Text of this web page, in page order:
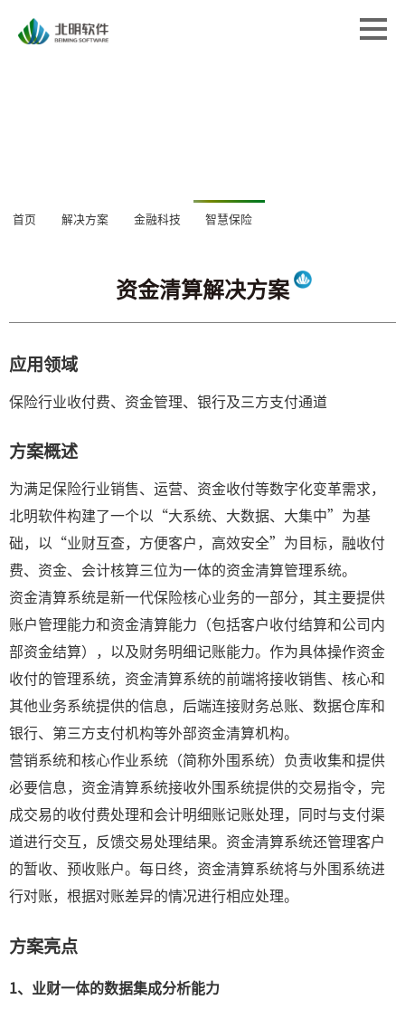
经典案例
关于北明
首页 解决方案 金融科技 智慧保险
资金清算解决方案
应用领域
保险行业收付费、资金管理、银行及三方支付通道
方案概述
为满足保险行业销售、运营、资金收付等数字化变革需求，
北明软件构建了一个以“大系统、大数据、大集中”为基
础，以“业财互查，方便客户，高效安全”为目标，融收付
费、资金、会计核算三位为一体的资金清算管理系统。
资金清算系统是新一代保险核心业务的一部分，其主要提供
账户管理能力和资金清算能力（包括客户收付结算和公司内
部资金结算），以及财务明细记账能力。作为具体操作资金
收付的管理系统，资金清算系统的前端将接收销售、核心和
其他业务系统提供的信息，后端连接财务总账、数据仓库和
银行、第三方支付机构等外部资金清算机构。
营销系统和核心作业系统（简称外围系统）负责收集和提供
必要信息，资金清算系统接收外围系统提供的交易指令，完
成交易的收付费处理和会计明细账记账处理，同时与支付渠
道进行交互，反馈交易处理结果。资金清算系统还管理客户
的暂收、预收账户。每日终，资金清算系统将与外围系统进
行对账，根据对账差异的情况进行相应处理。
方案亮点
1、 业财一体的数据集成分析能力